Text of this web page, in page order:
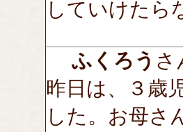
していけたら
ふくろう さ
昨日は、３歳
した。お母さ